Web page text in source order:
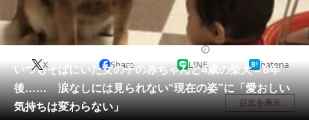
住まい 教育・育児
動物 リサーチ
会員記事
メディア
いつもそばにいた女の子の赤ちゃんと4歳の柴犬→8年
後…… 涙なしには見られない“現在の姿”に「愛おしい
気持ちは変わらない」
X Share LINE hatena
目次を表示